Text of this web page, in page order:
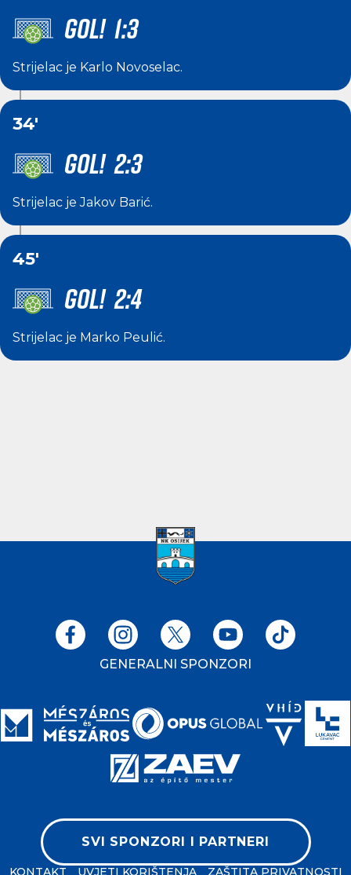
GOL! 1:3
Strijelac je Karlo Novoselac.
34'
GOL! 2:3
Strijelac jeJakov Barić.
45'
GOL! 2:4
Strijelac je Marko Peulić.
GENERALNI SPONZORI
SVI SPONZORI I PARTNERI
KONTAKT UVJETI KORIŠTENJA ZAŠTITA PRIVATNOSTI